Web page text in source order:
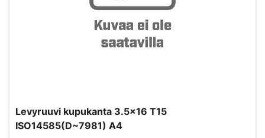
Levyruuvi kupukanta 3.5x16 T15
ISO14585(D~7981) A4